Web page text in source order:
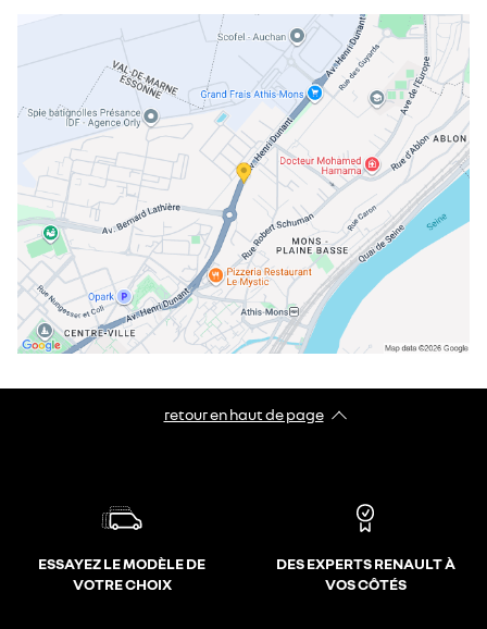
mardi
09:00 - 12:00 14:00 - 19:00
09:00 - 12:00 14:00 - 19:00
jeudi
09:00 - 12:0014:00 - 19:00
vendredi
09:00 - 12:00
14:00 - 19:00
samedi
09:00 - 12:0014:00 - 18:00
dimanche
fermé
retour en haut de page​
ESSAYEZ LE MODÈLE DE
VOTRE CHOIX
DES EXPERTS RENAULT À
VOS CÔTÉS